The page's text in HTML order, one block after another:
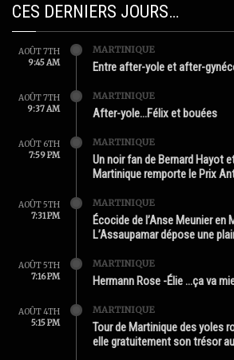
CES DERNIERS JOURS…
AOÛT 7TH
9:45 AM
MARTINIQUE
Entre after-yole et after-
AOÛT 7TH
9:37 AM
MARTINIQUE
After-yole…Félix et bouées
AOÛT 6TH
7:59 PM
MARTINIQUE
Un noir fan de Bernard Hayot
Martinique remporte le Prix
AOÛT 5TH
7:31 PM
MARTINIQUE
Écocide de l’Anse Meunier en
L’Assaupamar dépose une
AOÛT 5TH
7:16 PM
MARTINIQUE
Hermann Rose -Élie …ça va
AOÛT 4TH
5:15 PM
MARTINIQUE
Tour de Martinique des yoles
elle gratuitement son trésor